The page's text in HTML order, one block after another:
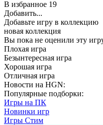
В избранное 19
Добавить...
Добавьте игру в коллекцию
новая коллекция
Вы пока не оценили эту
Плохая игра
Безынтересная игра
Хорошая игра
Отличная игра
Новости на HGN:
Популярные подборки:
Игры на ПК
Новинки игр
Игры Стим